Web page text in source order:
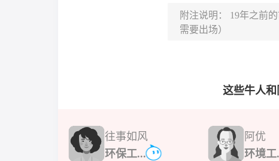
附注说明： 19年之前
需要出场）
这些牛人
阿优
环境工
往事如风
环保工...